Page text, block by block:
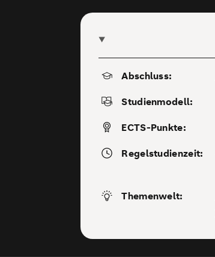
Abschluss:
Studienmodell:
ECTS-Punkte:
Regelstudienzeit:
Themenwelt: